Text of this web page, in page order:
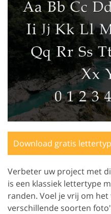
Download gratis
Verbeter uw project met
is een klassiek lettertype
randen. Voel je vrij om
verschillende soorten